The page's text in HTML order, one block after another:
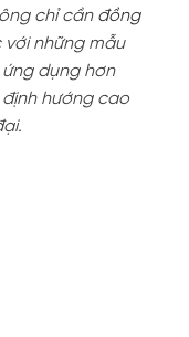
chỉ cần đồng
với những mẫu
dụng hơn
hướng cao